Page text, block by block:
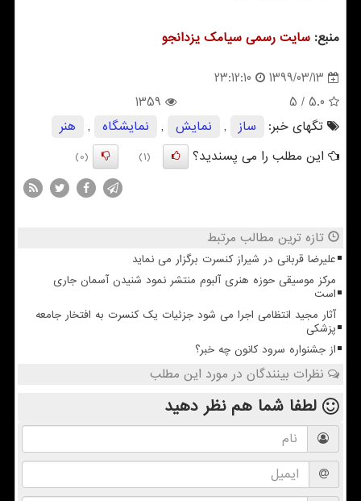
منبع: سایت رسمی سیامك یزدانجو
1399/03/13
23:12:10
5.0
/ 5
1359
تگهای خبر:
ساز , نمایش , نمایشگاه ,
هنر
این مطلب را می پسندید؟
(1)
(0)
تازه ترین مطالب مرتبط
علیرضا قربانی در شیراز کنسرت برگزار می نماید
مرکز موسیقی حوزه هنری آلبوم منتشر نمود شنیدن آسمان جاری
است
آثار مجید انتظامی اجرا می شود جزئیات یک کنسرت به افتخار جامعه
پزشکی
از جشنواره سرود کانون چه خبر؟
نظرات بینندگان در مورد این مطلب
لطفا شما همنظر دهید